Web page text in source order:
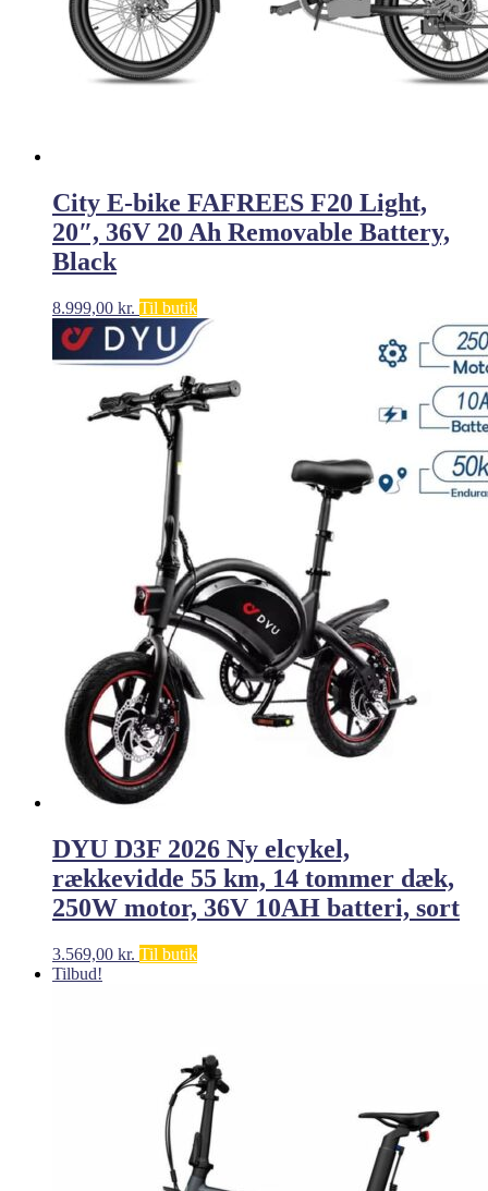
City E-bike FAFREES F20 Light,
20″, 36V 20 Ah Removable Battery,
Black
8.999,00 kr. Til butik
DYU D3F 2026 Ny elcykel,
rækkevidde 55 km, 14 tommer dæk,
250W motor, 36V 10AH batteri, sort
3.569,00 kr. Til butik
Tilbud!